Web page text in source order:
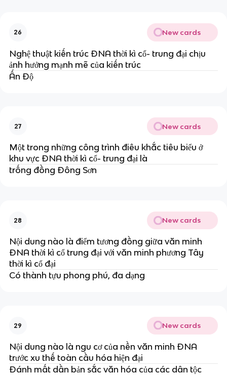
26 New cards
Nghệ thuật kiến trúc ĐNA thời kì cổ- trung đại chịu
ảnh hưởng mạnh mẽ của kiến trúc
Ấn Độ
27 New cards
Một trong những công trình điêu khắc tiêu biểu ở
khu vực ĐNA thời kì cổ- trung đại là
trống đồng Đông Sơn
28 New cards
Nội dung nào là điểm tương đồng giữa văn minh
ĐNA thời kì cổ trung đại với văn minh phương Tây
thời kì cổ đại
Có thành tựu phong phú, đa dạng
29 New cards
Nội dung nào là ngu cơ của nền văn minh ĐNA
trước xu thế toàn cầu hóa hiện đại
Đánh mất dần bản sắc văn hóa của các dân tộc